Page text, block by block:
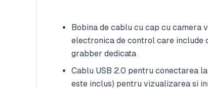
Bobina de cablu cu cap cu camera
electronica de control care include
grabber dedicata
Cablu USB 2.0 pentru conectarea
este inclus) pentru vizualizarea si